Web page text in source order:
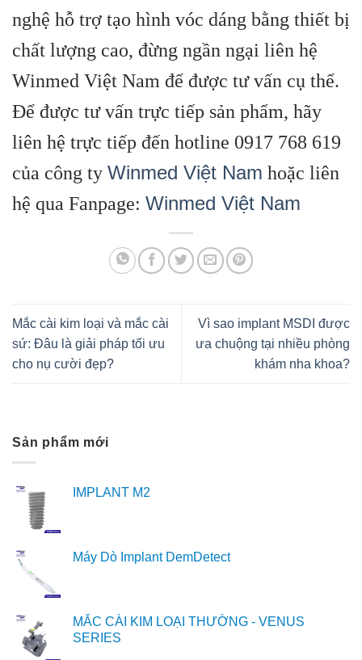
nghệ hỗ trợ tạo hình vóc dáng bằng thiết bị
chất lượng cao, đừng ngần ngại liên hệ
Winmed Việt Nam để được tư vấn cụ thể.
Để được tư vấn trực tiếp sản phẩm, hãy
liên hệ trực tiếp đến hotline 0917 768 619
của công ty Winmed Việt Nam hoặc liên
hệ qua Fanpage: Winmed Việt Nam
Mắc cài kim loại và mắc cài
sứ: Đâu là giải pháp tối ưu
cho nụ cười đẹp?
Vì sao implant MSDI được
ưa chuộng tại nhiều phòng
khám nha khoa?
Sản phẩm mới
IMPLANT M2
Máy Dò Implant DemDetect
MẮC CÀI KIM LOẠI THƯỜNG - VENUS
SERIES